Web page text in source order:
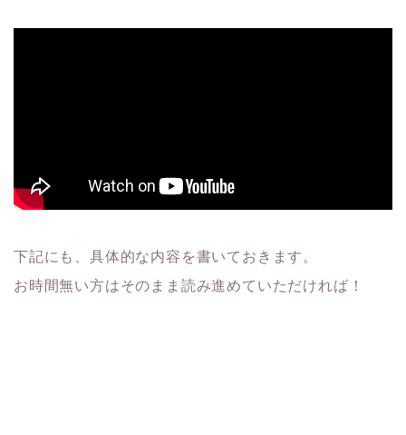
下記にも、具体的な内容を書いておきます。
お時間無い方はそのまま読み進めていただければ！